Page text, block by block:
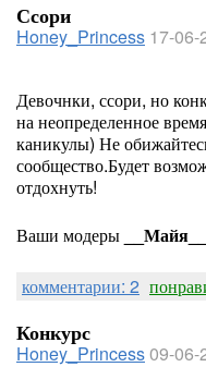
Ссори
Honey_Princess 17-06-
Девочнки, ссори, но
на неопределенное
каникулы) Не
сообщество.Будет
отдохнуть!
Ваши модеры
__Майя__
комментарии: 2
Конкурс
Honey_Princess09-06-